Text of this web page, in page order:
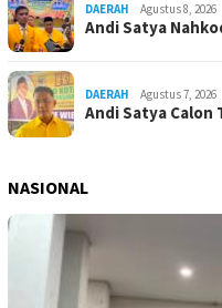
DAERAH Agustus 8, 2026
Andi Satya
DAERAH Agustus 7, 2026
Andi Satya
NASIONAL